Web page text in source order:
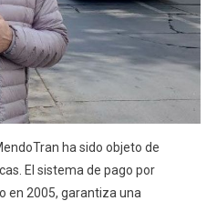
ha sido objeto de
El sistema de pago por
en 2005, garantiza una